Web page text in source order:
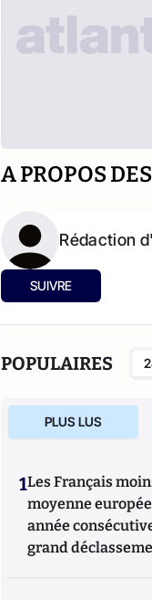
A PROPOS
Rédaction
SUIVRE
POPULAIRES
PLUS LUS
1Les Français
moyenne
année
grand